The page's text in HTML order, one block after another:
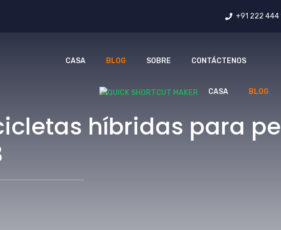
+91 222 444
CASA BLOG SOBRE CONTÁCTENOS
CASA BLOG
híbridas para